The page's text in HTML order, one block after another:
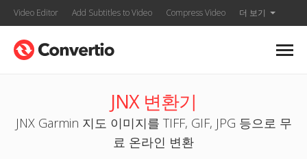
Video Editor Add Subtitles to Video Compress Video 더 보기
JNX 변환기
JNX Garmin 지도 이미지를 TIFF, GIF, JPG 등으로 무
료 온라인 변환